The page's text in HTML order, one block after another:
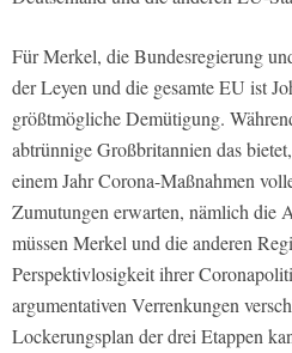
Für Merkel, die Bundesregierung
der Leyen und die gesamte EU ist
größtmögliche Demütigung.
abtrünnige Großbritannien das
einem Jahr Corona-Maßnahmen
Zumutungen erwarten, nämlich die
müssen Merkel und die anderen
Perspektivlosigkeit ihrer
argumentativen Verrenkungen
Lockerungsplan der drei Etappen